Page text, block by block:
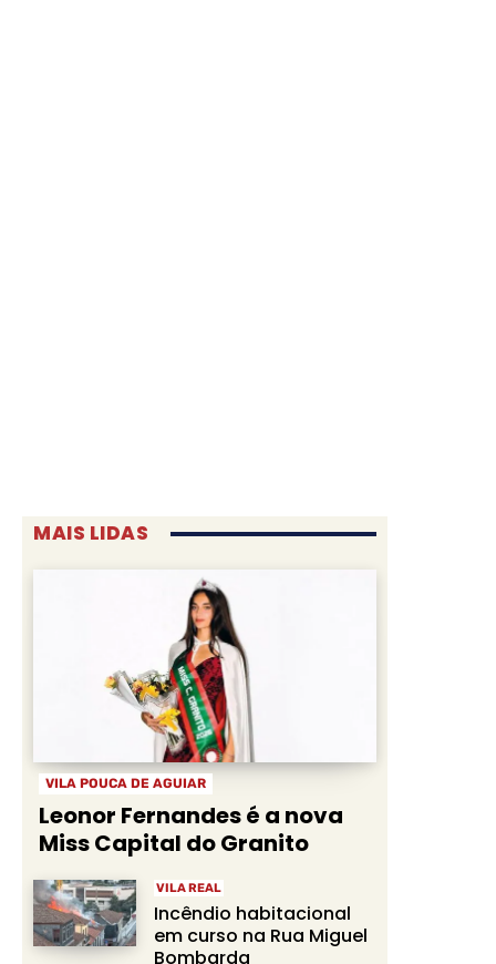
MAIS LIDAS
VILA POUCA DE AGUIAR
Leonor Fernandes é a nova
Miss Capital do Granito
VILA REAL
Incêndio habitacional
em curso na Rua Miguel
Bombarda